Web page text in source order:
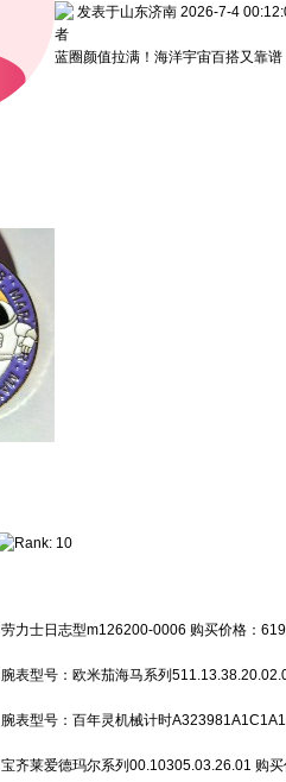
发表于山东济南 2026-7-4
者
蓝圈颜值拉满！海洋宇宙百搭又靠谱
劳力士日志型m126200-0006 购买价格：
腕表型号： 欧米茄海马系列
腕表型号： 百年灵机械计时A323981A1C1A1
宝齐莱爱德玛尔系列00.10305.03.26.01 购买